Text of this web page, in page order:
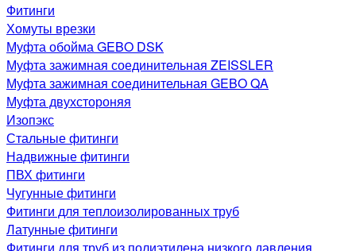
Фитинги
Хомуты врезки
Муфта обойма GEBO DSK
Муфта зажимная соединительная ZEISSLER
Муфта зажимная соединительная GEBO QA
Муфта двухстороняя
Изопэкс
Стальные фитинги
Надвижные фитинги
ПВХ фитинги
Чугунные фитинги
Фитинги для теплоизолированных труб
Латунные фитинги